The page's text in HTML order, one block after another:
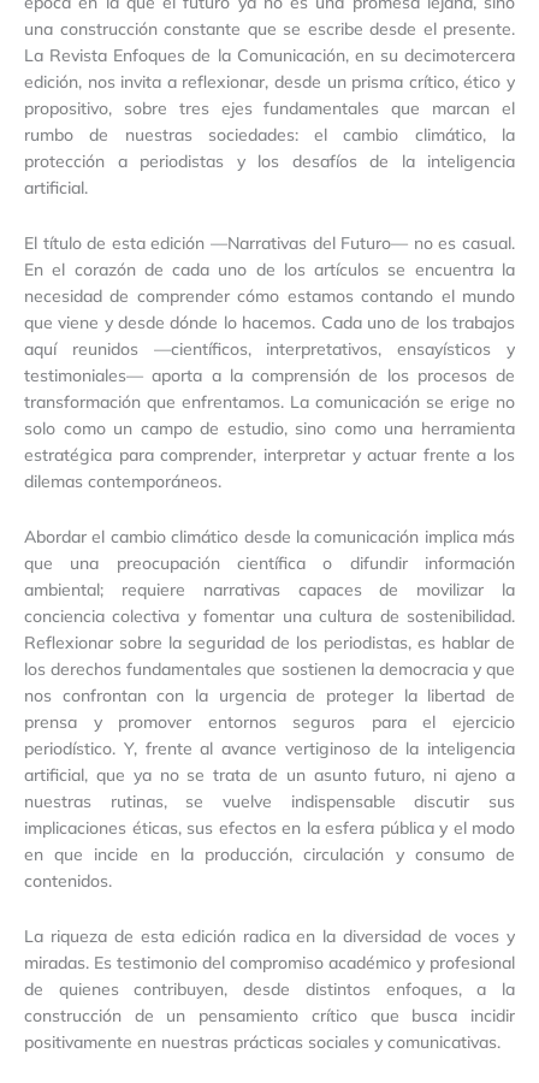
una construcción constante que se escribe desde el presente.
La Revista Enfoques de la Comunicación, en su decimotercera
edición, nos invita a reflexionar, desde un prisma crítico, ético y
propositivo, sobre tres ejes fundamentales que marcan el
rumbo de nuestras sociedades: el cambio climático, la
protección a periodistas y los desafíos de la inteligencia
artificial.
El título de esta edición —Narrativas del Futuro— no es casual.
En el corazón de cada uno de los artículos se encuentra la
necesidad de comprender cómo estamos contando el mundo
que viene y desde dónde lo hacemos. Cada uno de los trabajos
aquí reunidos —científicos, interpretativos, ensayísticos y
testimoniales— aporta a la comprensión de los procesos de
transformación que enfrentamos. La comunicación se erige no
solo como un campo de estudio, sino como una herramienta
estratégica para comprender, interpretar y actuar frente a los
dilemas contemporáneos.
Abordar el cambio climático desde la comunicación implica más
que una preocupación científica o difundir información
ambiental; requiere narrativas capaces de movilizar la
conciencia colectiva y fomentar una cultura de sostenibilidad.
Reflexionar sobre la seguridad de los periodistas, es hablar de
los derechos fundamentales que sostienen la democracia y que
nos confrontan con la urgencia de proteger la libertad de
prensa y promover entornos seguros para el ejercicio
periodístico. Y, frente al avance vertiginoso de la inteligencia
artificial, que ya no se trata de un asunto futuro, ni ajeno a
nuestras rutinas, se vuelve indispensable discutir sus
implicaciones éticas, sus efectos en la esfera pública y el modo
en que incide en la producción, circulación y consumo de
contenidos.
La riqueza de esta edición radica en la diversidad de voces y
miradas. Es testimonio del compromiso académico y profesional
de quienes contribuyen, desde distintos enfoques, a la
construcción de un pensamiento crítico que busca incidir
positivamente en nuestras prácticas sociales y comunicativas.